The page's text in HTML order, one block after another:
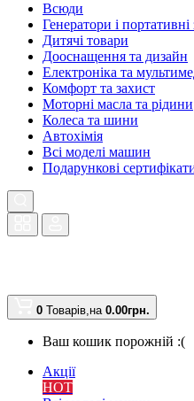
Всюди
Генератори і портативні
Дитячі товари
Дооснащення та дизайн
Електроніка та
Комфорт та захист
Моторні масла та рідини
Колеса та шини
Автохімія
Всі моделі машин
Подарункові
0 Товарів,на 0.00грн.
Ваш кошик порожній :(
Акції
HOT